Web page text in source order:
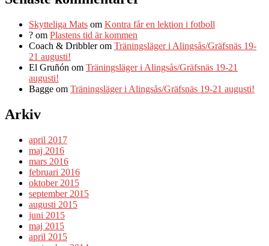
Skytteliga Mats om Kontra får en lektion i fotboll
? om Plastens tid är kommen
Coach & Dribblerom Träningsläger i Alingsås/Gräfsnäs 19-
21 augusti!
El Gruñón om Träningsläger i Alingsås/Gräfsnäs 19-21
augusti!
Bagge om Träningsläger i Alingsås/Gräfsnäs 19-21 augusti!
Arkiv
april 2017
maj 2016
mars 2016
februari 2016
oktober 2015
september 2015
augusti 2015
juni 2015
maj 2015
april 2015